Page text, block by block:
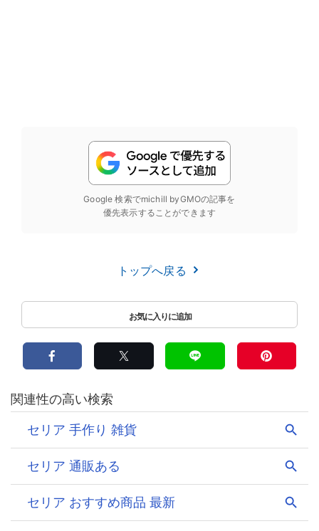
Google 検索でmichill byGMOの記事を
優先表示することができます
トップへ戻る